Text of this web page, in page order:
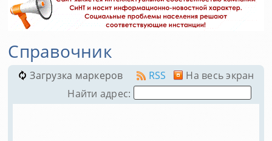
Справочник
Загрузка маркеров На весь экран
RSS
Найти адрес: